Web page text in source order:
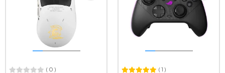
( 0 ) ( 1 )